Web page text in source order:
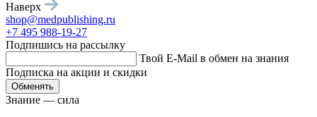
Наверх
shop@medpublishing.ru
+7 495 988-19-27
Подпишись на рассылку
Твой E-Mail в обмен на знания
Подписка на акции и скидки
Обменять
Знание — сила